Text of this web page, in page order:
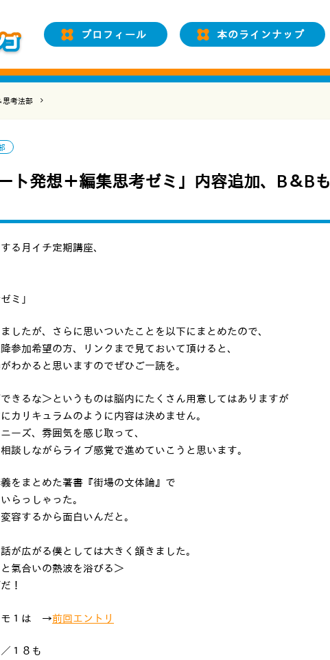
プロフィール 本のラインナップ
思考法部
ト発想＋編集思考ゼミ」内容追加、B＆Bも
る月イチ定期講座、
ミ」
したが、さらに思いついたことを以下にまとめたので、
参加希望の方、リンクまで見ておいて頂けると、
わかると思いますのでぜひご一読を。
きるな＞というものは脳内にたくさん用意してはありますが
カリキュラムのように内容は決めません。
ーズ、雰囲気を感じ取って、
談しながらライブ感覚で進めていこうと思います。
をまとめた著書『街場の文体論』で
らっしゃった。
容するから面白いんだと。
が広がる僕としては大きく頷きました。
氣合いの熱波を浴びる＞
だ！
モ１は →前回エントリ
１８も